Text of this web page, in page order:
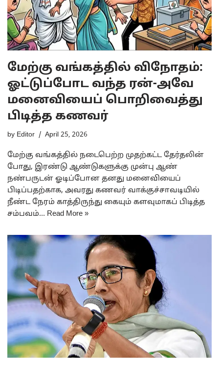
மேற்கு வங்கத்தில் விநோதம்:
ஓட்டுப்போட வந்த ரன்-அவே
மனைவியைப் பொறிவைத்து
பிடித்த கணவர்
by Editor April 25, 2026
மேற்கு வங்கத்தில் நடைபெற்ற முதற்கட்ட தேர்தலின்
போது, இரண்டு ஆண்டுகளுக்கு முன்பு ஆண்
நண்பருடன் ஓடிப்போன தனது மனைவியைப்
பிடிப்பதற்காக, அவரது கணவர் வாக்குச்சாவடியில்
நீண்ட நேரம் காத்திருந்து கையும் களவுமாகப் பிடித்த
சம்பவம்… Read More »